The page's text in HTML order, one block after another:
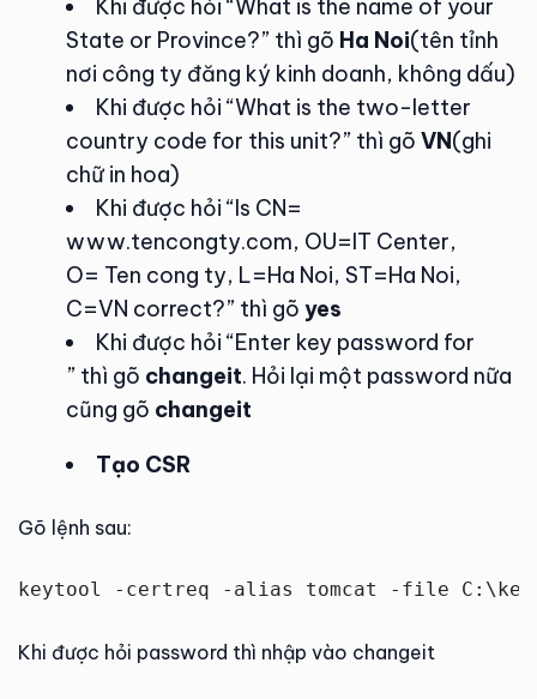
Khi được hỏi “What is the name of your
State or Province?” thì gõ Ha Noi(tên tỉnh
nơi công ty đăng ký kinh doanh, không dấu)
Khi được hỏi “What is the two-letter
country code for this unit?” thì gõ VN(ghi
chữ in hoa)
Khi được hỏi “Is CN=
www.tencongty.com, OU=IT Center,
O= Ten cong ty, L=Ha Noi, ST=Ha Noi,
C=VN correct?” thì gõ yes
Khi được hỏi “Enter key password for
” thì gõ changeit. Hỏi lại một password nữa
cũng gõ changeit
Tạo CSR
Gõ lệnh sau:
keytool -certreq -alias tomcat -file
Khi được hỏi password thì nhập vào changeit